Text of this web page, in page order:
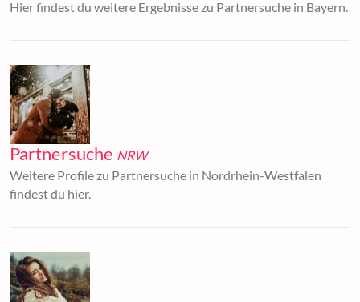
Hier findest du weitere Ergebnisse zu Partnersuche in Bayern.
Partnersuche NRW
Weitere Profile zu Partnersuche in Nordrhein-Westfalen
findest du hier.